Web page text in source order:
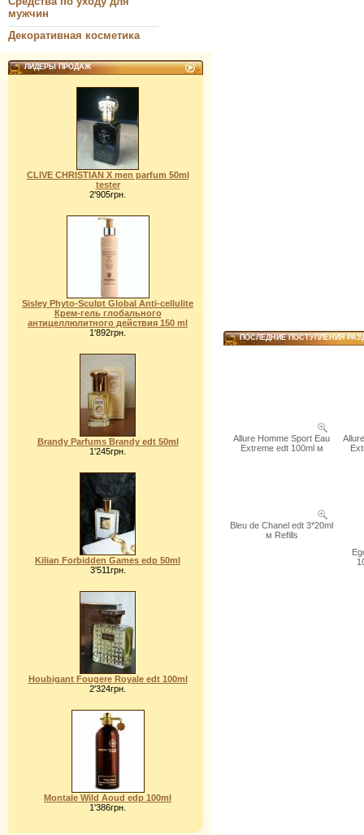
мужчин
Декоративная косметика
ЛИДЕРЫ ПРОДАЖ
CLIVE CHRISTIAN X men parfum 50ml
tester
2'905грн.
Sisley Phyto-Sculpt Global Аnti-cellulite
Крем-гель глобального
антицеллюлитного действия 150 ml
1'892грн.
Brandy Parfums Brandy edt 50ml
1'245грн.
Kilian Forbidden Games edp 50ml
3'511грн.
Houbigant Fougere Royale edt 100ml
2'324грн.
Montale Wild Aoud edp 100ml
1'386грн.
ПОСЛЕДНИЕ ПОСТУПЛЕНИЯ
Allure Homme Sport Eau
Extreme edt 100ml м
Bleu de Chanel edt 3*20ml
м Refills